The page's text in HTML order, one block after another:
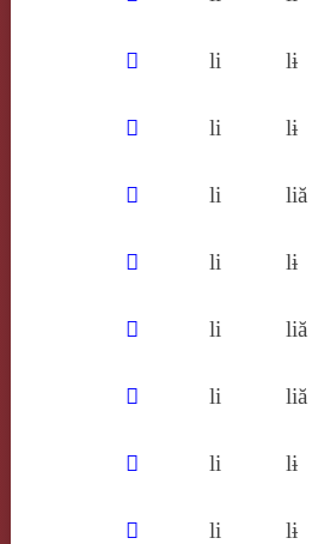
𠩬 li lɨ
𠭰 li lɨ
𢟢 li liă
𢟤 li lɨ
𢥗 li liă
𣀷 li liă
𣁟 li lɨ
𣮉 li lɨ